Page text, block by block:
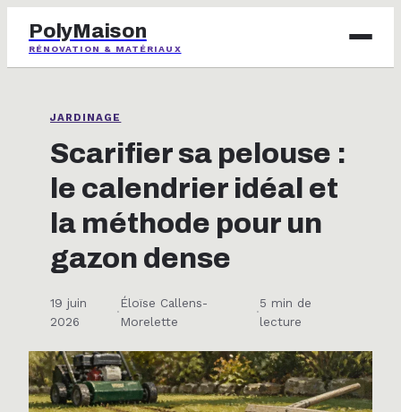
PolyMaison
RÉNOVATION & MATÉRIAUX
IMMOBILIER
JARDINAGE
MAISON & DÉCO
JARDINAGE
Scarifier sa pelouse :
le calendrier idéal et
la méthode pour un
gazon dense
19 juin
2026
·
Éloïse Callens-
Morelette
·
5 min de
lecture